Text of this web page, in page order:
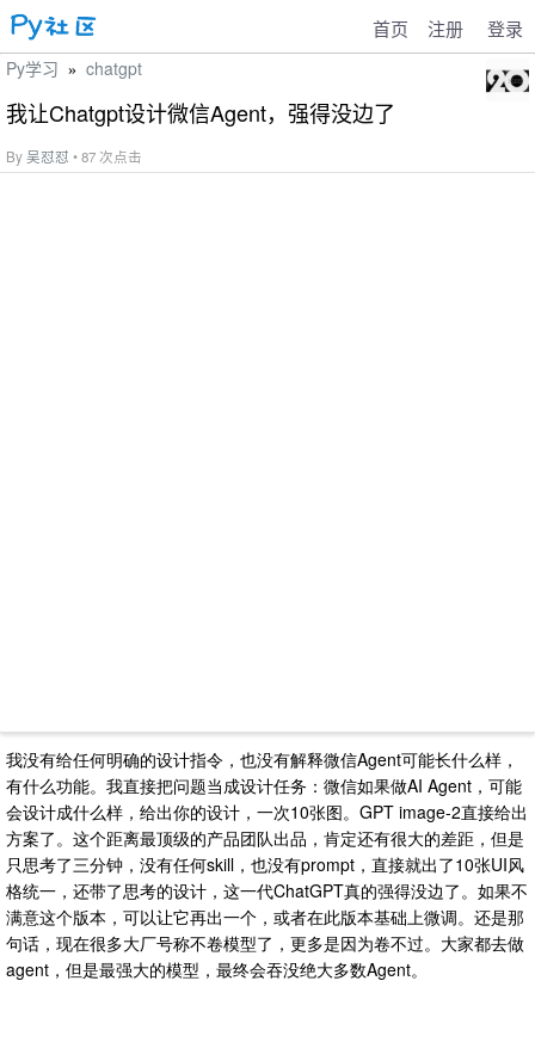
首页 注册 登录
Py学习 » chatgpt
我让Chatgpt设计微信Agent，强得没边了
By吴怼怼 • 87 次点击
我没有给任何明确的设计指令，也没有解释微信Agent可能长什么样，
有什么功能。我直接把问题当成设计任务：微信如果做AI Agent，可能
会设计成什么样，给出你的设计，一次10张图。GPT image-2直接给出
方案了。这个距离最顶级的产品团队出品，肯定还有很大的差距，但是
只思考了三分钟，没有任何skill，也没有prompt，直接就出了10张UI风
格统一，还带了思考的设计，这一代ChatGPT真的强得没边了。如果不
满意这个版本，可以让它再出一个，或者在此版本基础上微调。还是那
句话，现在很多大厂号称不卷模型了，更多是因为卷不过。大家都去做
agent，但是最强大的模型，最终会吞没绝大多数Agent。